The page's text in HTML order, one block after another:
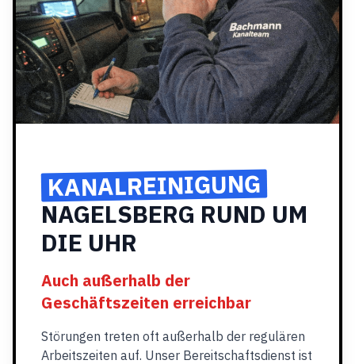
KANALREINIGUNG
NAGELSBERG RUND UM
DIE UHR
Auch außerhalb der
Geschäftszeiten erreichbar
Störungen treten oft außerhalb der regulären
Arbeitszeiten auf. Unser Bereitschaftsdienst ist